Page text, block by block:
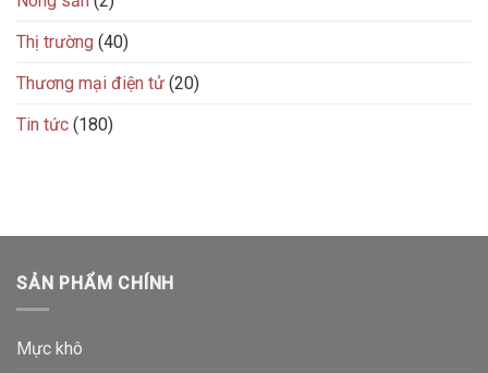
Thị trường (40)
Thương mại điện tử (20)
Tin tức (180)
SẢN PHẨM CHÍNH
Mực khô